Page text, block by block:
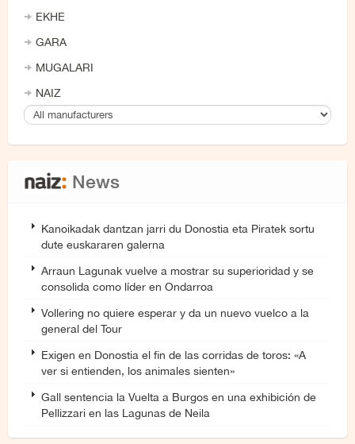
EKHE
GARA
MUGALARI
NAIZ
News
Kanoikadak dantzan jarri du Donostia eta Piratek sortu
dute euskararen galerna
Arraun Lagunak vuelve a mostrar su superioridad y se
consolida como líder en Ondarroa
Vollering no quiere esperar y da un nuevo vuelco a la
general del Tour
Exigen en Donostia el fin de las corridas de toros: «A
ver si entienden, los animales sienten»
Gall sentencia la Vuelta a Burgos en una exhibición de
Pellizzari en las Lagunas de Neila